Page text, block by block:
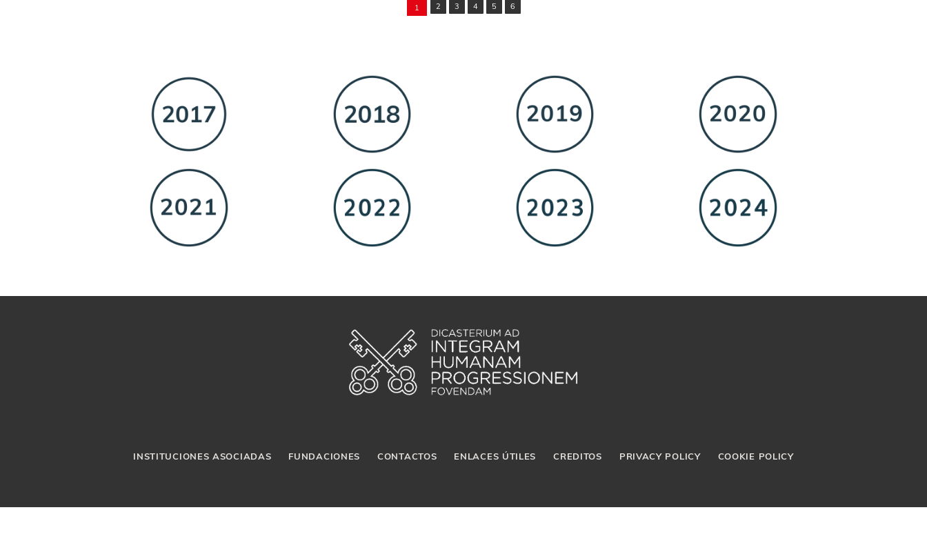
1 2 3 4 5 6
INSTITUCIONES ASOCIADAS FUNDACIONES CONTACTOS ENLACES ÚTILES CREDITOS PRIVACY POLICY COOKIE POLICY